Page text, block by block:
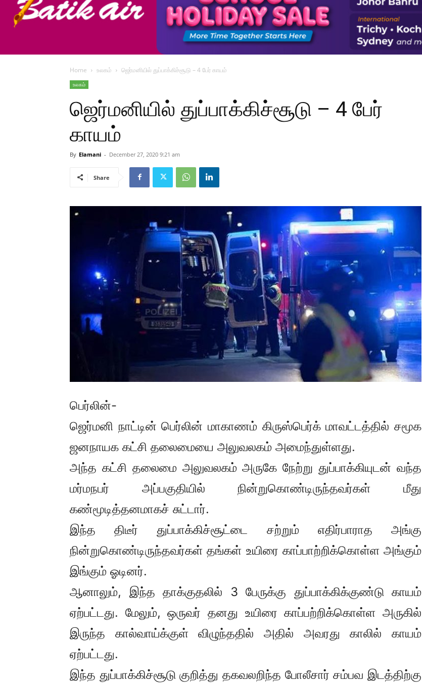
Home உலகம் ஜெர்மனியில் துப்பாக்கிச்சூடு – 4 பேர் காயம்
உலகம்
ஜெர்மனியில் துப்பாக்கிச்சூடு – 4 பேர்
காயம்
By Elamani - December 27, 2020 9:21 am
Share
பெர்லின்-
ஜெர்மனி நாட்டின் பெர்லின் மாகாணம் கிருஸ்பெர்க் மாவட்டத்தில் சமூக
ஜனநாயக கட்சி தலைமையை அலுவலகம் அமைந்துள்ளது.
அந்த கட்சி தலைமை அலுவலகம் அருகே நேற்று துப்பாக்கியுடன் வந்த
மர்மநபர் அப்பகுதியில் நின்றுகொண்டிருந்தவர்கள் மீது
கண்மூடித்தனமாகச் சுட்டார்.
இந்த திடீர் துப்பாக்கிச்சூட்டை சற்றும் எதிர்பாராத அங்கு
நின்றுகொண்டிருந்தவர்கள் தங்கள் உயிரை காப்பாற்றிக்கொள்ள அங்கும்
இங்கும் ஓடினர்.
ஆனாலும், இந்த தாக்குதலில் 3 பேருக்கு துப்பாக்கிக்குண்டு காயம்
ஏற்பட்டது. மேலும், ஒருவர் தனது உயிரை காப்பற்றிக்கொள்ள அருகில்
இருந்த கால்வாய்க்குள் விழுந்ததில் அதில் அவரது காலில் காயம்
ஏற்பட்டது.
இந்த துப்பாக்கிச்சூடு குறித்து தகவலறிந்த போலீசார் சம்பவ இடத்திற்கு